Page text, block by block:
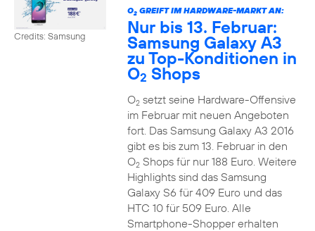
Credits: Samsung
O2GREIFT IM HARDWARE-MARKT AN:
Nur bis 13. Februar:
Samsung Galaxy A3
zu Top-Konditionen in
O2 Shops
O2setzt seine Hardware-Offensive
im Februar mit neuen Angeboten
fort. Das Samsung Galaxy A3 2016
gibt es bis zum 13. Februar in den
O2Shops für nur 188 Euro. Weitere
Highlights sind das Samsung
Galaxy S6 für 409 Euro und das
HTC 10 für 509 Euro. Alle
Smartphone-Shopper erhalten